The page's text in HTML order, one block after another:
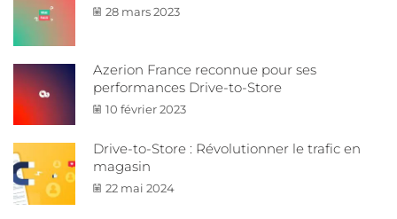
28 mars 2023
Azerion France reconnue pour ses
performances Drive-to-Store
10 février 2023
Drive-to-Store : Révolutionner le trafic en
magasin
22 mai 2024